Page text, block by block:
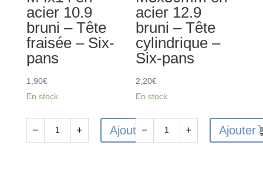
acier 10.9
bruni – Tête
fraisée – Six-
pans
1,90€
En stock
− + Ajouter
acier 12.9
bruni – Tête
cylindrique –
Six-pans
2,20€
En stock
− + Ajouter